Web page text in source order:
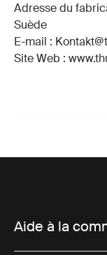
Adresse du
Suède
E-mail :
Site Web :
Aide à la